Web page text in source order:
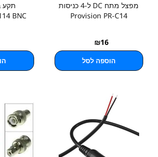
מפצל מתח DC ל-4 כניסות
Provision PR-C14
₪16
הוספה לסל
BNC